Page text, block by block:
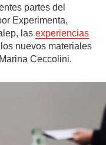
partes del
Experimenta,
lasexperiencias
nuevos materiales
Ceccolini.